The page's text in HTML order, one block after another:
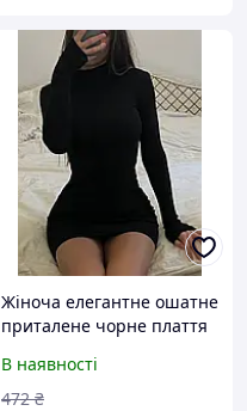
Жіноча елегантне ошатне
приталене чорне плаття
рукавом крепдайвінг
В наявності
472 ₴